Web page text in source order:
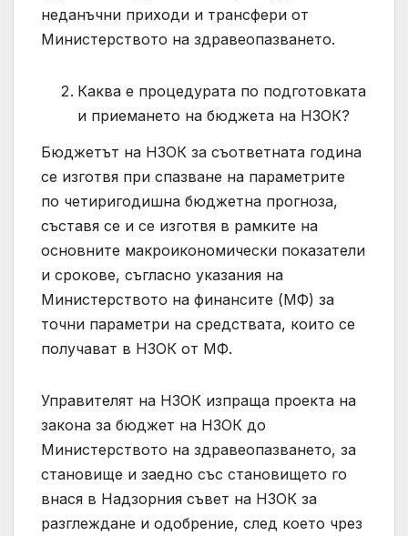
неданъчни приходи и трансфери от
Министерството на здравеопазването.
Каква е процедурата по подготовката
и приемането на бюджета на НЗОК?
Бюджетът на НЗОК за съответната година
се изготвя при спазване на параметрите
по четиригодишна бюджетна прогноза,
съставя се и се изготвя в рамките на
основните макроикономически показатели
и срокове, съгласно указания на
Министерството на финансите (МФ) за
точни параметри на средствата, които се
получават в НЗОК от МФ.
Управителят на НЗОК изпраща проекта на
закона за бюджет на НЗОК до
Министерството на здравеопазването, за
становище и заедно със становището го
внася в Надзорния съвет на НЗОК за
разглеждане и одобрение, след което чрез